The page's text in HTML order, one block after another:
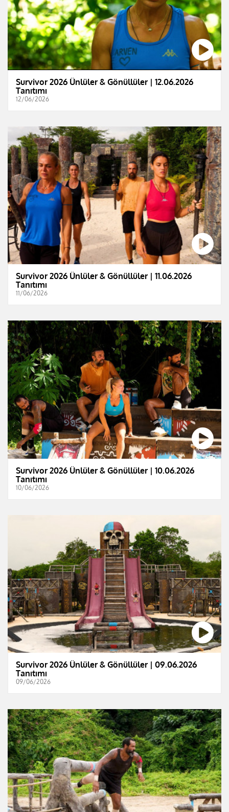
Survivor 2026 Ünlüler & Gönüllüler | 12.06.2026
Tanıtımı
12/06/2026
Survivor 2026 Ünlüler & Gönüllüler | 11.06.2026
Tanıtımı
11/06/2026
Survivor 2026 Ünlüler & Gönüllüler | 10.06.2026
Tanıtımı
10/06/2026
Survivor 2026 Ünlüler & Gönüllüler | 09.06.2026
Tanıtımı
09/06/2026